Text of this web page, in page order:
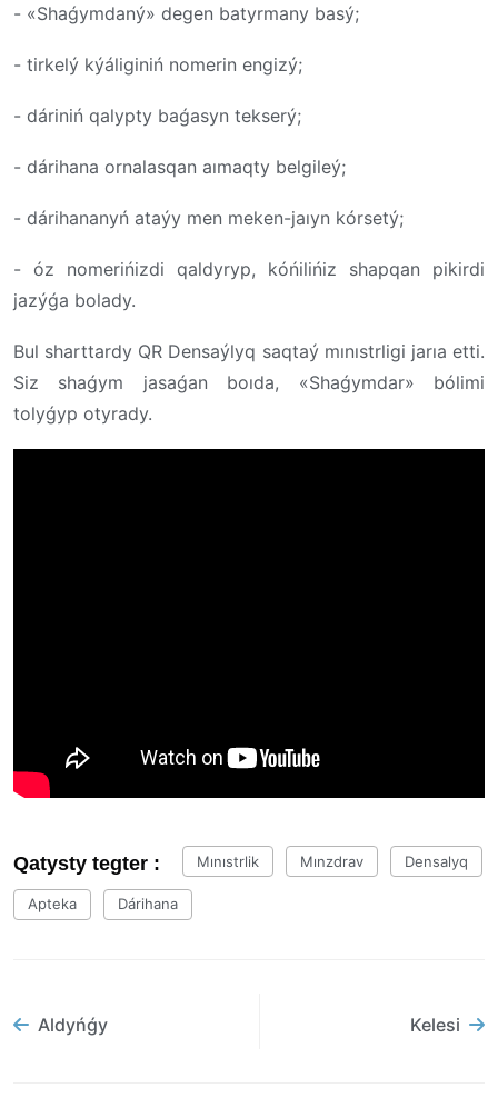
- «Shaǵymdaný» degen batyrmany basý;
- tirkelý kýáliginiń nomerin engizý;
- dáriniń qalypty baǵasyn tekserý;
- dárihana ornalasqan aımaqty belgileý;
- dárihananyń ataýy men meken-jaıyn kórsetý;
- óz nomerińizdi qaldyryp, kóńilińiz shapqan pikirdi
jazýǵa bolady.
Bul sharttardy QR Densaýlyq saqtaý mınıstrligi jarıa etti.
Siz shaǵym jasaǵan boıda, «Shaǵymdar» bólimi
tolyǵyp otyrady.
Qatysty tegter : Mınıstrlik Mınzdrav Densalyq
Apteka Dárihana
Aldyńǵy Kelesi